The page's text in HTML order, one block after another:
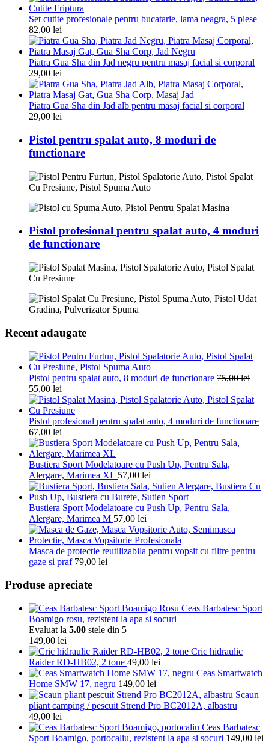
Set cutite profesionale pentru bucatarie, lama neagra, 5 piese
82,00 lei
Piatra Gua Sha din Jad negru pentru masaj facial si corporal
29,00 lei
Piatra Gua Sha din Jad alb pentru masaj facial si corporal
29,00 lei
Pistol pentru spalat auto, 8 moduri de
functionare
Pistol profesional pentru spalat auto, 4 moduri
de functionare
Recent adaugate
Pistol pentru spalat auto, 8 moduri de functionare 75,00lei
55,00 lei
Pistol profesional pentru spalat auto, 4 moduri de functionare
67,00 lei
Bustiera Sport Modelatoare cu Push Up, Pentru Sala,
Alergare, Marimea XL 57,00 lei
Bustiera Sport Modelatoare cu Push Up, Pentru Sala,
Alergare, Marimea M 57,00 lei
Masca de protectie reutilizabila pentru vopsit cu filtre pentru
gaze si praf 79,00 lei
Produse apreciate
Ceas Barbatesc Sport
Boamigo rosu, rezistent la apa si socuri
Evaluat la 5.00 stele din 5
149,00 lei
Cric hidraulic
Raider RD-HB02, 2 tone 49,00 lei
Ceas Smartwatch
Home SMW 17, negru 149,00 lei
Scaun
pliant camping / pescuit Strend Pro BC2012A, albastru
49,00 lei
Ceas Barbatesc
Sport Boamigo, portocaliu, rezistent la apa si socuri 149,00 lei